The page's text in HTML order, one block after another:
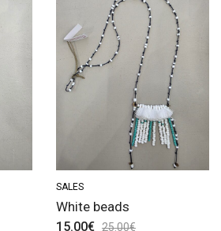
SALES
White beads
15.00€ 25.00€